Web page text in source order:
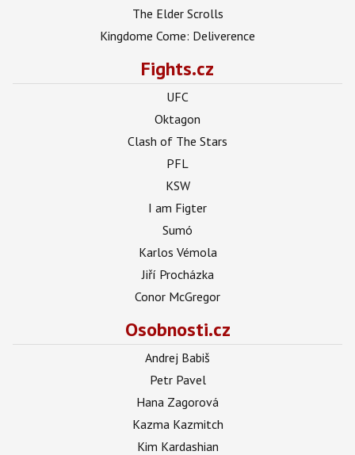
The Elder Scrolls
Kingdome Come: Deliverence
Fights.cz
UFC
Oktagon
Clash of The Stars
PFL
KSW
I am Figter
Sumó
Karlos Vémola
Jiří Procházka
Conor McGregor
Osobnosti.cz
Andrej Babiš
Petr Pavel
Hana Zagorová
Kazma Kazmitch
Kim Kardashian